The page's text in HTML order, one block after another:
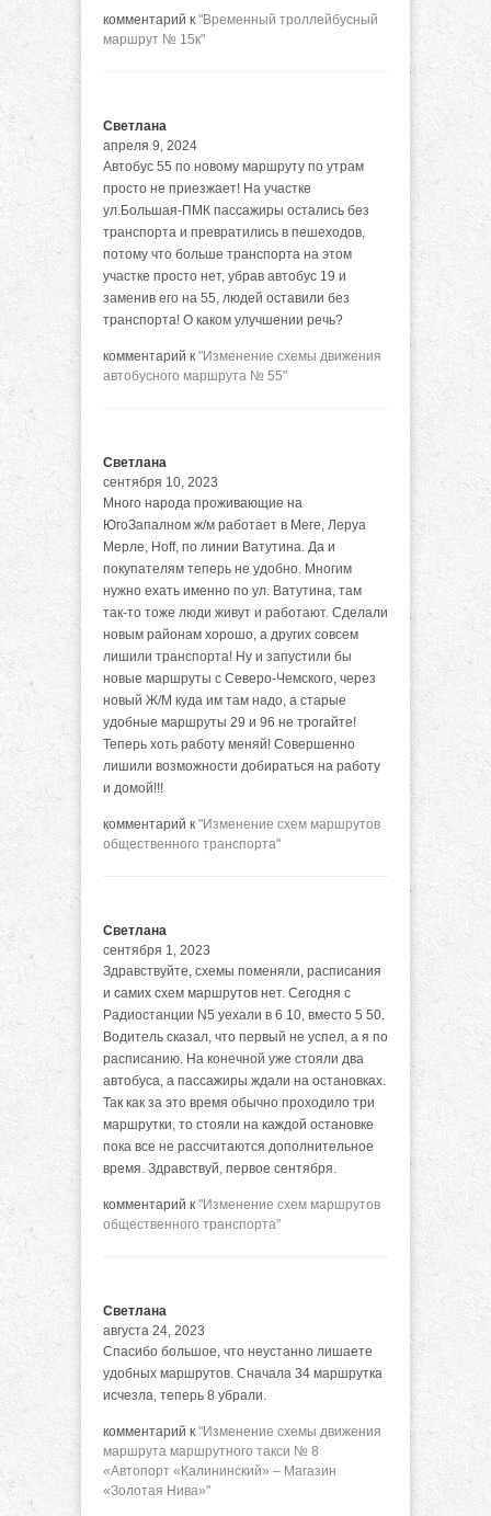
комментарий к "Временный троллейбусный
маршрут № 15к"
Светлана
апреля 9, 2024
Автобус 55 по новому маршруту по утрам
просто не приезжает! На участке
ул.Большая-ПМК пассажиры остались без
транспорта и превратились в пешеходов,
потому что больше транспорта на этом
участке просто нет, убрав автобус 19 и
заменив его на 55, людей оставили без
транспорта! О каком улучшении речь?
комментарий к "Изменение схемы движения
автобусного маршрута № 55"
Светлана
сентября 10, 2023
Много народа проживающие на
ЮгоЗапалном ж/м работает в Меге, Леруа
Мерле, Hoff, по линии Ватутина. Да и
покупателям теперь не удобно. Многим
нужно ехать именно по ул. Ватутина, там
так-то тоже люди живут и работают. Сделали
новым районам хорошо, а других совсем
лишили транспорта! Ну и запустили бы
новые маршруты с Северо-Чемского, через
новый Ж/М куда им там надо, а старые
удобные маршруты 29 и 96 не трогайте!
Теперь хоть работу меняй! Совершенно
лишили возможности добираться на работу
и домой!!!
комментарий к "Изменение схем маршрутов
общественного транспорта"
Светлана
сентября 1, 2023
Здравствуйте, схемы поменяли, расписания
и самих схем маршрутов нет. Сегодня с
Радиостанции N5 уехали в 6 10, вместо 5 50.
Водитель сказал, что первый не успел, а я по
расписанию. На конечной уже стояли два
автобуса, а пассажиры ждали на остановках.
Так как за это время обычно проходило три
маршрутки, то стояли на каждой остановке
пока все не рассчитаются дополнительное
время. Здравствуй, первое сентября.
комментарий к "Изменение схем маршрутов
общественного транспорта"
Светлана
августа 24, 2023
Спасибо большое, что неустанно лишаете
удобных маршрутов. Сначала 34 маршрутка
исчезла, теперь 8 убрали.
комментарий к "Изменение схемы движения
маршрута маршрутного такси № 8
«Автопорт «Калининский» – Магазин
«Золотая Нива»"